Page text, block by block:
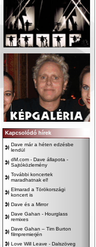
Kapcsolódó hírek
Dave már a héten edzésbe
lendül
dM.com - Dave állapota -
Sajtóközlemény
További koncertek
maradhatnak el!
Elmarad a Törökországi
koncert is
Dave és a Mirror
Dave Gahan - Hourglass
remixes
Dave Gahan – Tim Burton
filmpremierjén
Love Will Leave - Dalszöveg